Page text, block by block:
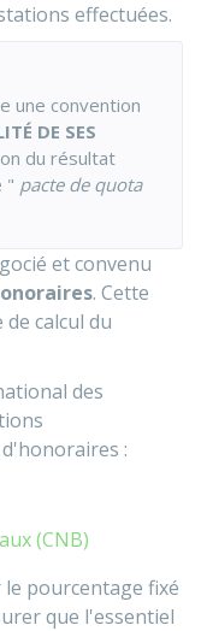
effectuées.
une convention
DE SES
du résultat
" pacte de quota
et convenu
. Cette
calcul du
des
:
(CNB)
pourcentage fixé
que l'essentiel